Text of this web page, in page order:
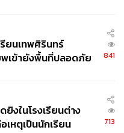
รียนเทพศิรินทร์
เข้ายังพื้นที่ปลอดภัย
841
ยิงในโรงเรียนต่าง
เหตุเป็นนักเรียน
713